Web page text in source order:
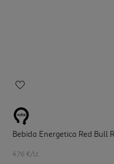
Bebida Energetica Red Bull
4.76 €/Lt